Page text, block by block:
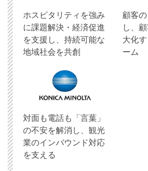
ホスピタリティを強み
に課題解決・経済促進
を支援し、持続可能な
地域社会を共創
顧客
し、
大化
ーム
対面も電話も「言葉」
の不安を解消し、観光
業のインバウンド対応
を支える